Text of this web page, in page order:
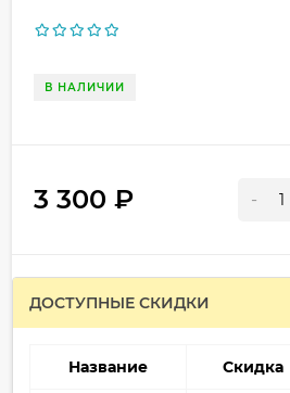
В НАЛИЧИИ
3 300 ₽ -
ДОСТУПНЫЕ СКИДКИ
Название Скидка